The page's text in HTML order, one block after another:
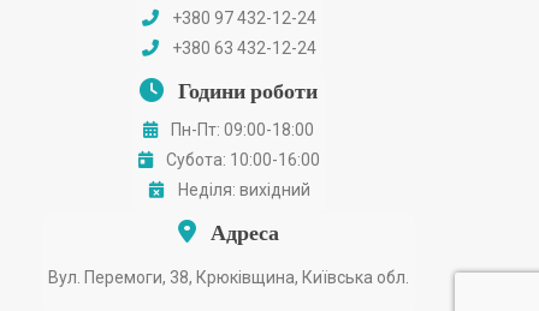
+380 97 432-12-24
+380 63 432-12-24
Години роботи
Пн-Пт: 09:00-18:00
Субота: 10:00-16:00
Неділя: вихідний
Адреса
Вул. Перемоги, 38, Крюківщина, Київська обл.